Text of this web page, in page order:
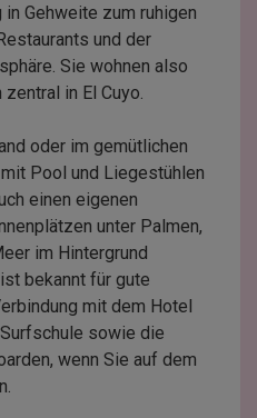
Gehweite zum ruhigen
und der
Sie wohnen also
in El Cuyo.
oder im gemütlichen
Pool und Liegestühlen
einen eigenen
unter Palmen,
im Hintergrund
bekannt für gute
mit dem Hotel
sowie die
wenn Sie auf dem